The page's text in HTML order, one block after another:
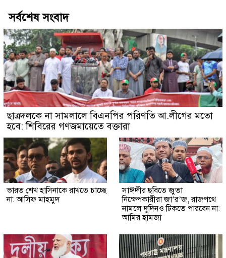
সর্বশেষ সংবাদ
ছাত্রদলকে না সামলালে বিএনপির পরিণতি আ.লীগের মতো
হবে: শিবিরের গণজমায়েতে বক্তারা
ভারত শেখ হাসিনাকে রাখতে চাচ্ছে
না: আসিফ মাহমুদ
সাঈদীর ছবিতে জুতা
নিক্ষেপকারীরা জা’র’জ, রাজপথে
নামলে দুদিনও টিকতে পারবেন না:
আমির হামজা